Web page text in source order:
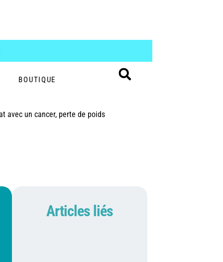
BOUTIQUE
avec un cancer, perte de poids
Articles liés